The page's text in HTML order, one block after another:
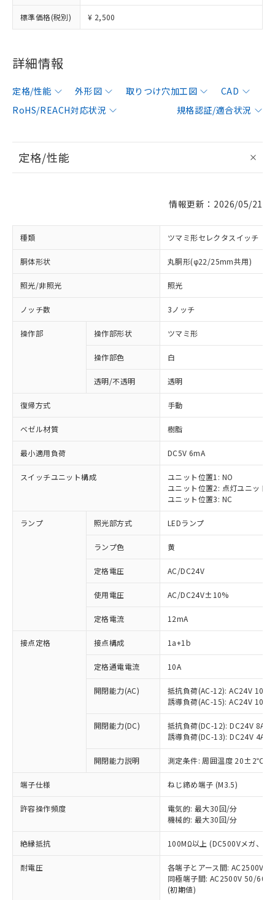
標準価格(税別) ¥ 2,500
詳細情報
定格/性能 外形図 取りつけ穴加工図
CAD
RoHS/REACH対応状況
規格認証/適合状況
定格/性能
情報更新：2026/05/21
種類 ツマミ形セレクタスイッチ
胴体形状 丸胴形(φ22/25mm共用)
照光/非照光 照光
ノッチ数 3ノッチ
操作部 操作部形状 ツマミ形
操作部色 白
透明/不透明 透明
復帰方式 手動
ベゼル材質 樹脂
最小適用負荷 DC5V 6mA
スイッチユニット構成
ユニット位置1: NO
ユニット位置2: 点灯ユニット
ユニット位置3: NC
ランプ 照光部方式 LEDランプ
ランプ色 黄
定格電圧 AC/DC24V
使用電圧 AC/DC24V±10%
定格電流 12mA
接点定格 接点構成 1a+1b
定格通電電流 10A
開閉能力(AC)
抵抗負荷(AC-12): AC24V 10A/
誘導負荷(AC-15): AC24V
開閉能力(DC)
抵抗負荷(DC-12): DC24V 8A/
誘導負荷(DC-13): DC24V 4A/
開閉能力説明 測定条件: 周囲温度 20±2℃、
端子仕様 ねじ締め端子 (M3.5)
許容操作頻度
電気的: 最大30回/分
機械的: 最大30回/分
絶縁抵抗 100MΩ以上 (DC500Vメガ、点
耐電圧
各端子とアース間: AC2500V
同極端子間: AC2500V 50/
(初期値)
以下の条件をお読みいただき、同意のうえ
本サービスは、当社制御機器事業取扱
商品の当社在庫状況および標準価格
(税抜)を提供させていただくもので
当社制御機器事業取扱商品の中には、
本サービスの対象外となる商品もある
ことをご了承ください。
※1 対応状況
対応済み：EU RoHS指令（10物質）の
非含有に対応した製品が提供可能な商品で
対応予定：EU RoHS指令（10物質）の非含
有に対応した製品に切り替える予定のある
対応予定なし：EU RoHS指令（10物質）の
非含有に非対応の商品で、対応品を出す予
調査・確認中：EU RoHS指令（10物質）の
非含有の対応状況を調査中または確認中の
非該当品：ライセンス料など無形物で、有
害物質有無と関係のない商品です。
仕入先様の事情により、非含有部品として
いたものが、含有品と判明した場合などや
「○」：最大均質材料含有率が中国RoHSの
「×」：最大均質材料含有率が中国RoHSの
基準値を超えていることを示します。
当社は、これら貴社製品のうち、外国